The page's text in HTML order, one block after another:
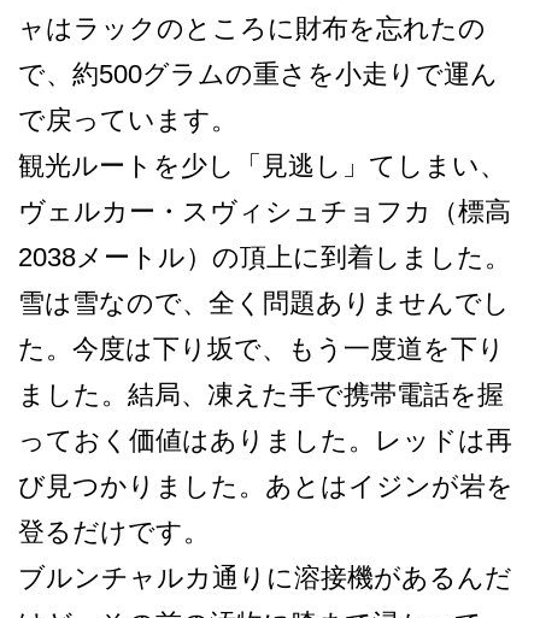
ャはラックのところに財布を忘れたの
で、­約500グラムの重さを小走りで運ん
で戻っています。
観光ルートを少し「見逃し」­てしまい、
ヴェルカー・スヴィシュチョフカ（標高
2­038メートル）の頂上に到着しました。
雪は雪なの­で、全く問題ありませんでし
た。今度は下り坂で、も­う一度道を下り
ました。結局、凍えた手で携帯電話を­握
っておく価値はありました。レッドは再
び見つかり­ました。あとはイジンが岩を
登るだけです。
ブルンチャルカ通りに溶接機­があるんだ